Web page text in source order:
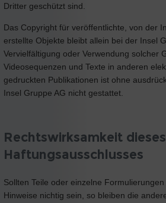
Dritter geschützt sind.
Das Copyright für veröffentlichte, von der
erstellte Objekte bleibt allein bei der Insel
Vervielfältigung oder Verwendung solcher
Videosequenzen und Texte in anderen
gedruckten Publikationen ist ohne
Insel Gruppe AG nicht gestattet.
Rechtswirksamkeit dieses
Haftungsausschlusses
Sollten Teile oder einzelne
Hinweise nichtig sein, so bleiben die